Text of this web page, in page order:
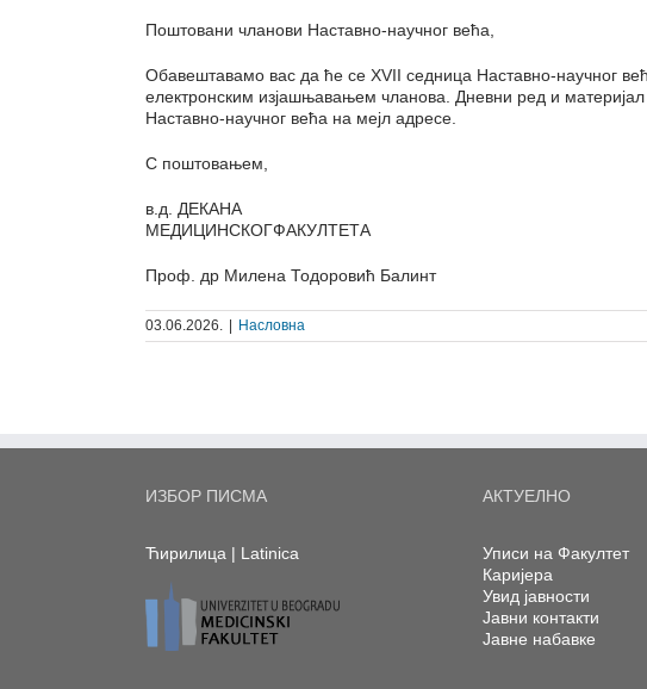
Поштовани чланови Наставно-научног већа
Обавештавамо вас да ће се XVII седница Наставно-научног
електронским изјашњавањем чланова. Дневни ред и
Наставно-научног већа на мејл адресе.
С поштовањем,
в.д. ДЕКАНA
МЕДИЦИНСКОГФАКУЛТЕТА
Проф. др Милена Тодоровић Балинт
03.06.2026. Насловна
ИЗБОР ПИСМА
Ћирилица | Latinica
АКТУЕЛНО
Уписи на Факултет
Каријера
Увид јавности
Јавни контакти
Јавне набавке